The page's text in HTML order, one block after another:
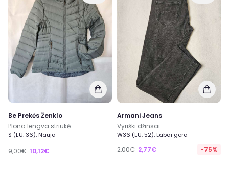
Be Prekės Ženklo
Plona lengva striukė
S (EU: 36), Nauja
9,00€ 10,12€
Armani Jeans
Vyriški džinsai
W36 (EU: 52), Labai gera
2,00€ 2,77€ -75%